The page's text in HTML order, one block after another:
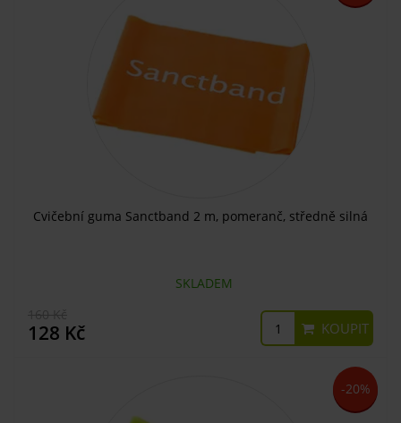
Cvičební guma Sanctband 2 m, pomeranč, středně silná
SKLADEM
128 Kč KOUPIT
-20%